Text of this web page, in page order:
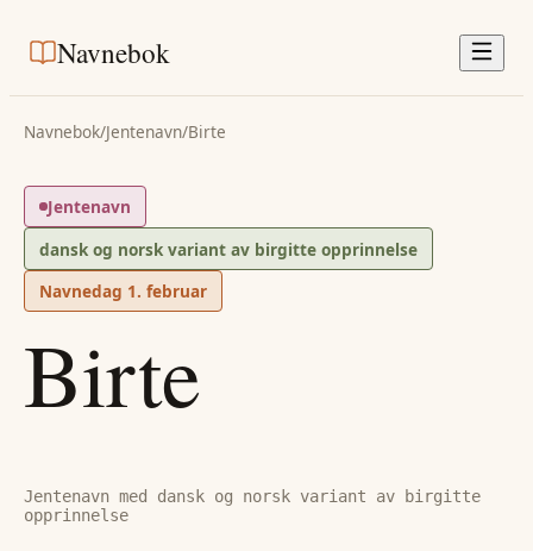
Navnebok
Navnebok/Jentenavn/Birte
Jentenavn
dansk og norsk variant av birgitte opprinnelse
Navnedag 1. februar
Birte
Jentenavn med dansk og norsk variant av birgitte
opprinnelse